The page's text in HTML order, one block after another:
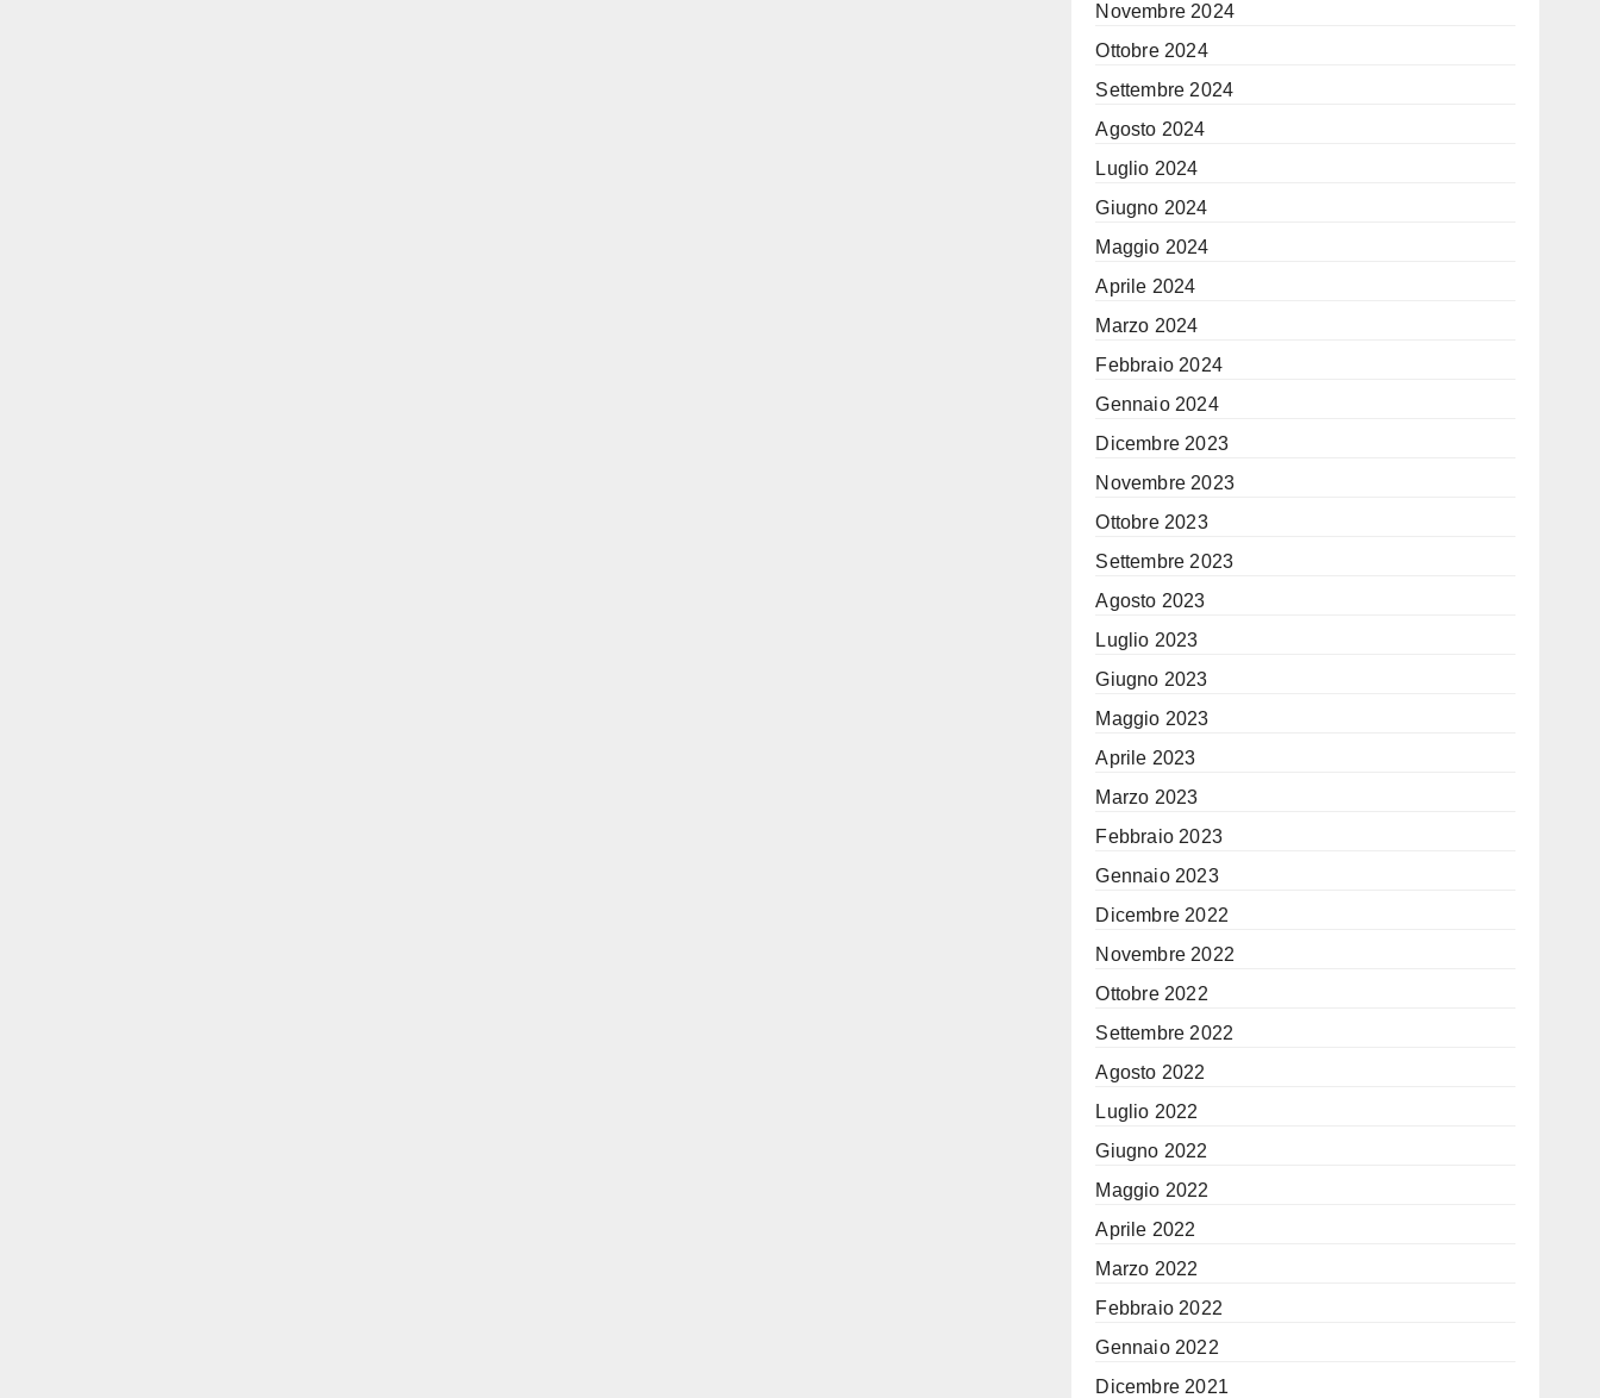
Novembre 2024
Ottobre 2024
Settembre 2024
Agosto 2024
Luglio 2024
Giugno 2024
Maggio 2024
Aprile 2024
Marzo 2024
Febbraio 2024
Gennaio 2024
Dicembre 2023
Novembre 2023
Ottobre 2023
Settembre 2023
Agosto 2023
Luglio 2023
Giugno 2023
Maggio 2023
Aprile 2023
Marzo 2023
Febbraio 2023
Gennaio 2023
Dicembre 2022
Novembre 2022
Ottobre 2022
Settembre 2022
Agosto 2022
Luglio 2022
Giugno 2022
Maggio 2022
Aprile 2022
Marzo 2022
Febbraio 2022
Gennaio 2022
Dicembre 2021